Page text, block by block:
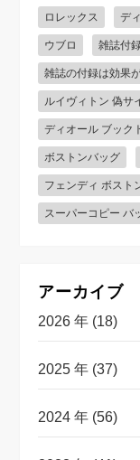
ロレックス デ
ウブロ 雑誌付
雑誌の付録は効果
ルイヴィトン 偽サ
ディオール ブック
ボストンバッグ
フェンディ ボスト
スーパーコピー バ
アーカイブ
2026 年 (18)
2025 年 (37)
2024 年 (56)